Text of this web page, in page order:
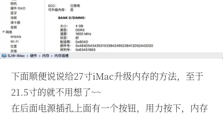
下面顺便说说给27寸iMac升级内存的方法，至于
21.5寸的就不用想了~~
在后面电源插孔上面有一个按钮，用力按下，内存